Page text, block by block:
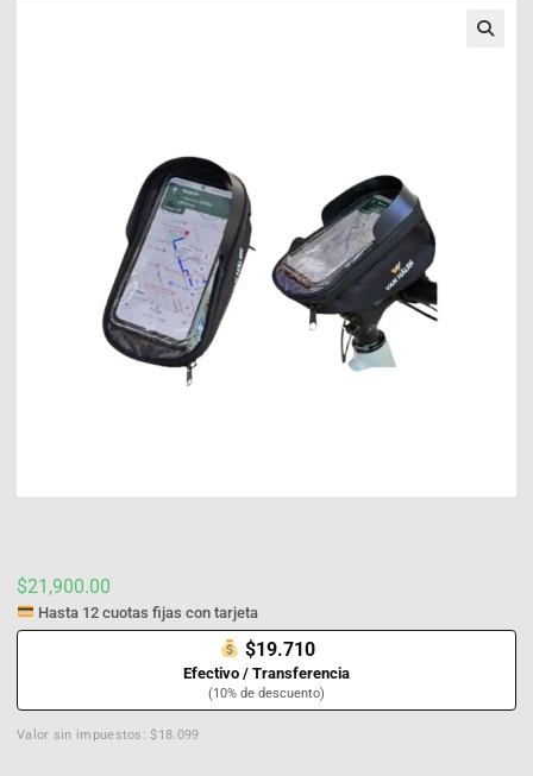
$21,900.00
Hasta 12 cuotas fijas con tarjeta
$19.710
Efectivo / Transferencia
(10% de descuento)
Valor sin impuestos: $18.099